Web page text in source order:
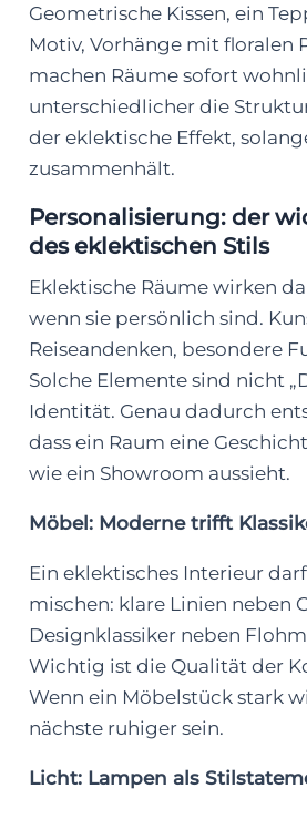
Geometrische Kissen, ein
Motiv, Vorhänge mit floralen
machen Räume sofort
unterschiedlicher die
der eklektische Effekt,
zusammenhält.
Personalisierung: der
des eklektischen Stils
Eklektische Räume wirken
wenn sie persönlich sind.
Reiseandenken, besondere
Solche Elemente sind nicht
Identität. Genau dadurch
dass ein Raum eine
wie ein Showroom aussieht.
Möbel: Moderne trifft
Ein eklektisches Interieur
mischen: klare Linien neben
Designklassiker neben
Wichtig ist die Qualität der
Wenn ein Möbelstück stark
nächste ruhiger sein.
Licht: Lampen als